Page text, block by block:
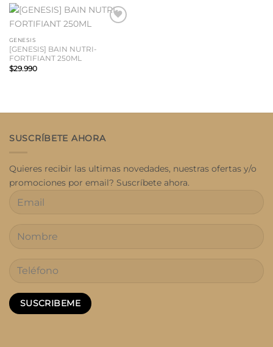
GENESIS
[GENESIS] BAIN NUTRI-
FORTIFIANT 250ML
$29.990
SUSCRÍBETE AHORA
Quieres recibir las ultimas novedades, nuestras ofertas y/o
promociones por email? Suscríbete ahora.